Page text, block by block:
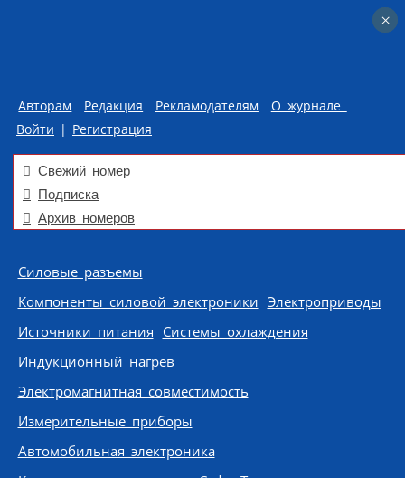
Авторам Редакция Рекламодателям
О журнале
Войти | Регистрация
Свежий номер
Подписка
Архив номеров
Skip to content
Силовые разъемы
Компоненты силовой электроники Электроприводы
Источники питания Системы охлаждения
Индукционный нагрев
Электромагнитная совместимость
Измерительные приборы
Автомобильная электроника
×
×